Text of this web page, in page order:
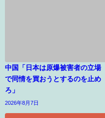
中国「日本は原爆被害者の立場
で同情を買おうとするのを止め
ろ」
2026年8月7日